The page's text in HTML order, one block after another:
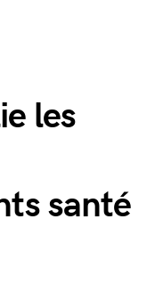
les
santé